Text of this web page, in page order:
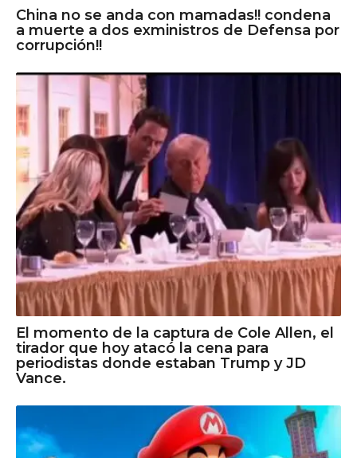
China no se anda con mamadas!! condena
a muerte a dos exministros de Defensa por
corrupción!!
El momento de la captura de Cole Allen, el
tirador que hoy atacó la cena para
periodistas donde estaban Trump y JD
Vance.